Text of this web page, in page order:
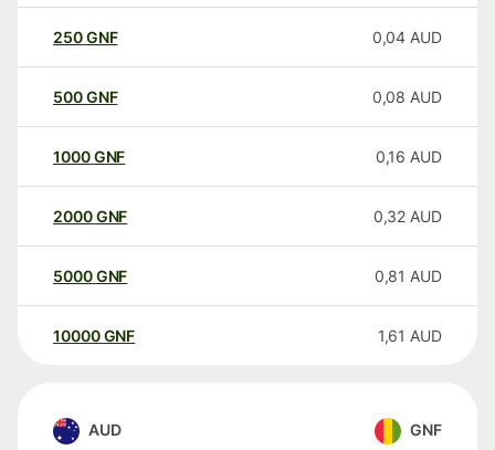
250GNF 0,04 AUD
500GNF 0,08 AUD
1000GNF 0,16 AUD
2000GNF 0,32 AUD
5000GNF 0,81 AUD
10000 GNF 1,61 AUD
AUD GNF